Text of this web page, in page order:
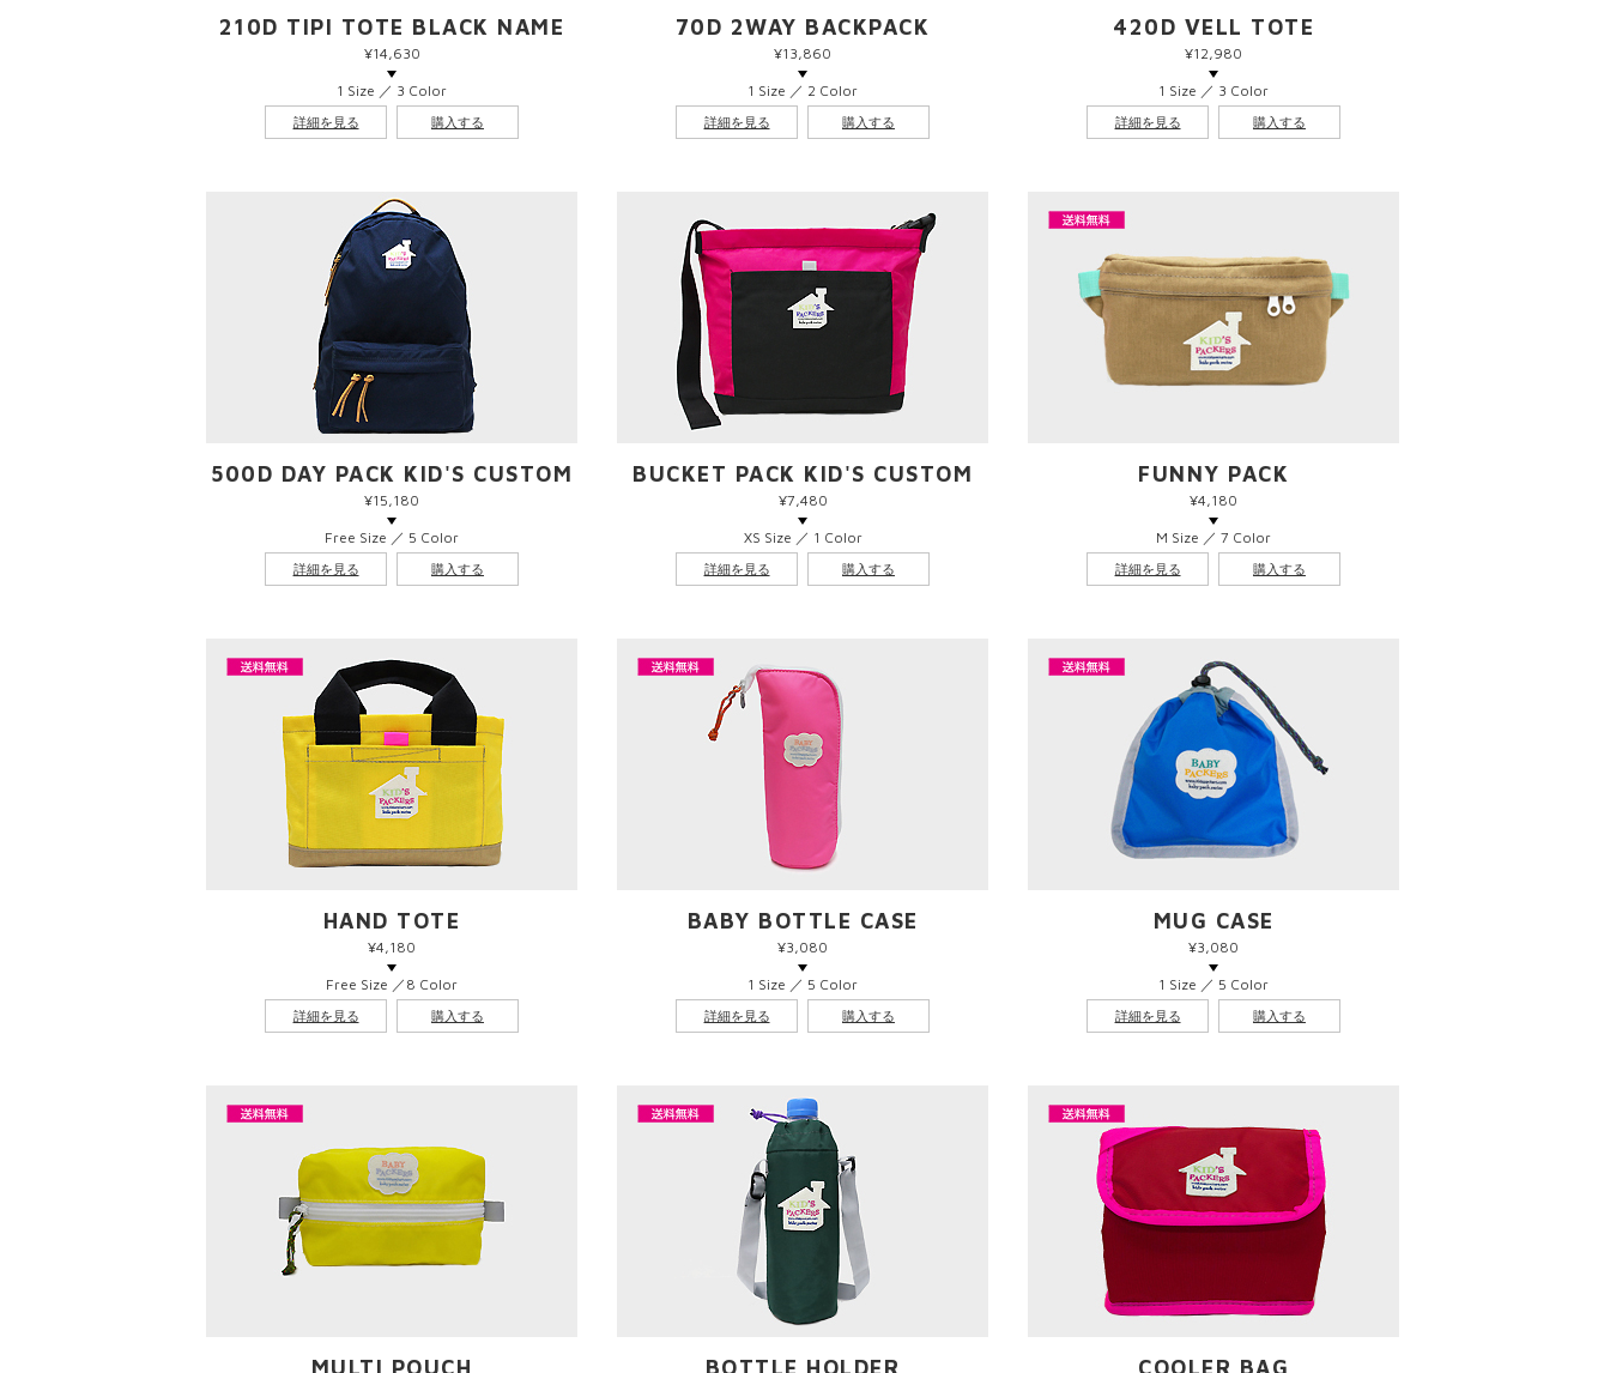
210D TIPI TOTE BLACK NAME
¥14,630
1 Size ／ 3 Color
詳細を見る 購入する
70D 2WAY BACKPACK
¥13,860
1 Size ／ 2 Color
詳細を見る 購入する
420D VELL TOTE
¥12,980
1 Size ／ 3 Color
詳細を見る 購入する
500D DAY PACK KID'S CUSTOM
¥15,180
Free Size ／ 5 Color
詳細を見る 購入する
BUCKET PACK KID'S CUSTOM
¥7,480
XS Size ／ 1 Color
詳細を見る 購入する
FUNNY PACK
¥4,180
M Size ／ 7 Color
詳細を見る 購入する
HAND TOTE
¥4,180
Free Size ／8 Color
詳細を見る 購入する
BABY BOTTLE CASE
¥3,080
1 Size ／ 5 Color
詳細を見る 購入する
MUG CASE
¥3,080
1 Size ／ 5 Color
詳細を見る 購入する
MULTI POUCH BOTTLE HOLDER COOLER BAG